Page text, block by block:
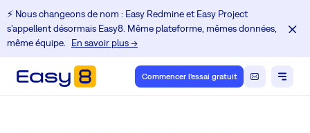
⚡️ Nous changeons de nom : Easy Redmine et Easy Project
s'appellent désormais Easy8. Même plateforme, mêmes données,
même équipe.
En savoir plus →
Commencer l'essai gratuit